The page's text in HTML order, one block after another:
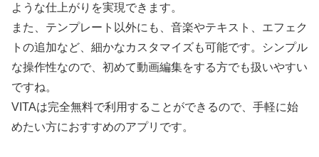
ような仕上がりを実現できます。
また、テンプレート以外にも、音楽やテキスト、エフェク
トの追加など、細かなカスタマイズも可能です。シンプル
な操作性なので、初めて動画編集をする方でも扱いやすい
ですね。
VITAは完全無料で利用することができるので、手軽に始
めたい方におすすめのアプリです。